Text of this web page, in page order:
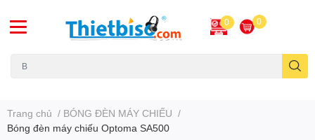
0 0
Trang chủ / BÓNG ĐÈN MÁY CHIẾU /
Bóng đèn máy chiếu Optoma SA500